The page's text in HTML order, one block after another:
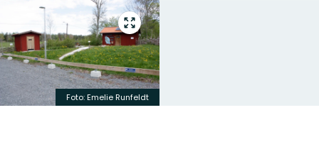
Gå
till
helskärmsläge
Foto: Emelie Runfeldt